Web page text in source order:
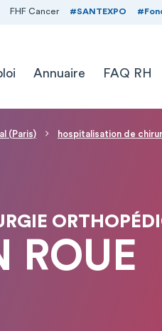
FHF Cancer #SANTEXPO
Annuaire FAQ RH
(Paris) hospitalisation de
ROUE